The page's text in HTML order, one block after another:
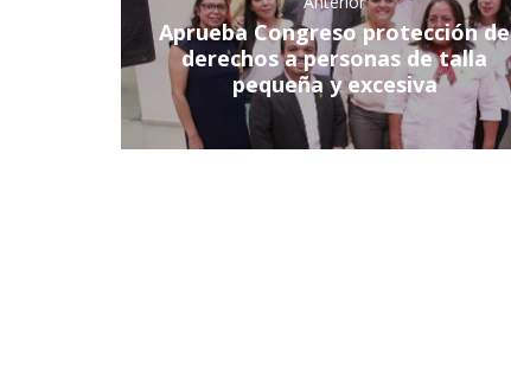
Aprueba Congreso protección de
derechos a personas de talla
pequeña y excesiva